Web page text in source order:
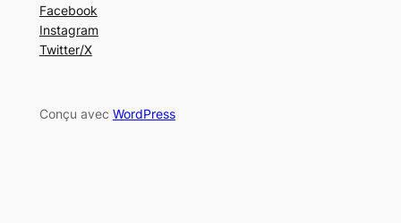
Facebook
Instagram
Twitter/X
Conçu avec WordPress